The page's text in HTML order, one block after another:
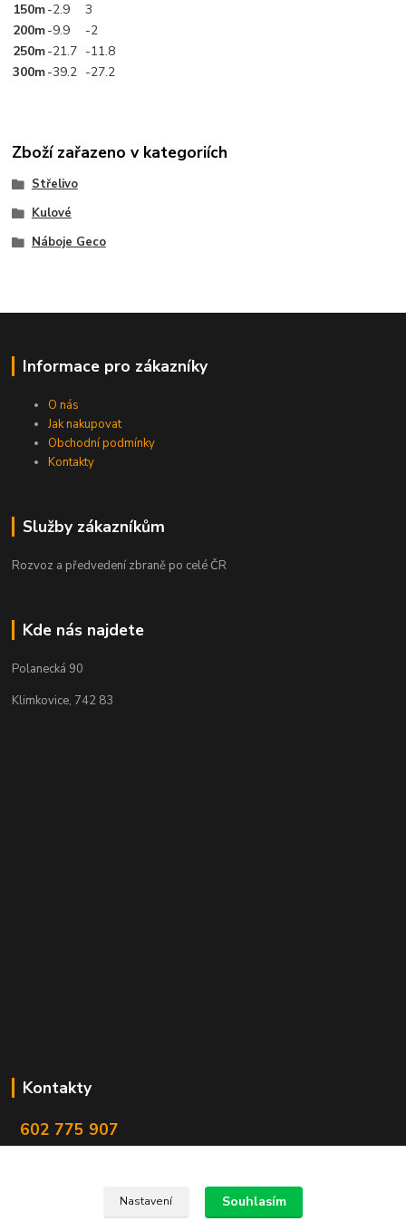
150m-2.9
3
200m-9.9
-2
250m-21.7 -11.8
300m-39.2 -27.2
Zboží zařazeno v kategoriích
Střelivo
Kulové
Náboje Geco
Informace pro zákazníky
O nás
Jak nakupovat
Obchodní podmínky
Kontakty
Služby zákazníkům
Rozvoz a předvedení zbraně po celé ČR
Kde nás najdete
Polanecká 90
Klimkovice, 742 83
Kontakty
602 775 907
Nastavení Souhlasím